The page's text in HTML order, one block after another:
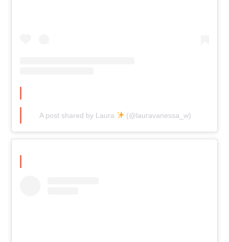
A post shared by Laura (@lauravanessa_w)